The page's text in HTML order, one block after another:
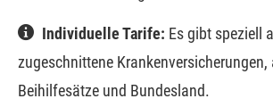
Individuelle Tarife: Es gibt speziell
zugeschnittene
Beihilfesätze und Bundesland.